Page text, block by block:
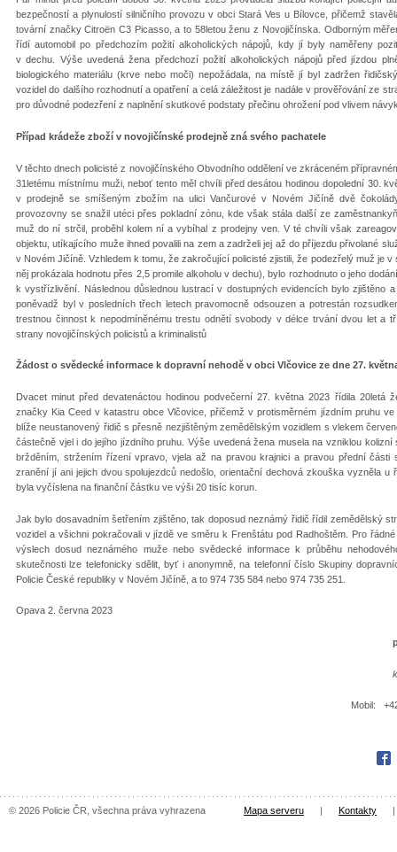
bezpečností a plynulostí silničního provozu v obci Stará Ves u Bílovce, přičemž
tovární značky Citroën C3 Picasso, a to 58letou ženu z Novojičínska. Odborným
řídí automobil po předchozím požití alkoholických nápojů, kdy jí byly naměřeny
v dechu. Výše uvedená žena předchozí požití alkoholických nápojů před jízdou
biologického materiálu (krve nebo moči) nepožádala, na místě jí byl zadržen
vozidel do dalšího rozhodnutí a opatření a celá záležitost je nadále v prověřování ze
pro důvodné podezření z naplnění skutkové podstaty přečinu ohrožení pod vlivem
Případ krádeže zboží v novojičínské prodejně zná svého pachatele
V těchto dnech policisté z novojičínského Obvodního oddělení ve zkráceném
31letému místnímu muži, neboť tento měl chvíli před desátou hodinou dopolední 30.
v prodejně se smíšeným zbožím na ulici Vančurové v Novém Jičíně dvě
provozovny se snažil utéci přes pokladní zónu, kde však stála další ze
muž do ní strčil, proběhl kolem ní a vybíhal z prodejny ven. V té chvíli však
objektu, utíkajícího muže ihned povalili na zem a zadrželi jej až do příjezdu přivolané
v Novém Jičíně. Vzhledem k tomu, že zakročující policisté zjistili, že podezřelý muž je
něj prokázala hodnotu přes 2,5 promile alkoholu v dechu), bylo rozhodnuto o jeho
k vystřízlivění. Následnou důslednou lustrací v dostupných evidencích bylo zjištěno
poněvadž byl v posledních třech letech pravomocně odsouzen a potrestán
trestnou činnost k nepodmíněnému trestu odnětí svobody v délce trvání dvou let a
strany novojičínských policistů a kriminalistů
Žádost o svědecké informace k dopravní nehodě v obci Vlčovice ze dne 27.
Dvacet minut před devatenáctou hodinou podvečerní 27. května 2023 řídila 20letá
značky Kia Ceed v katastru obce Vlčovice, přičemž v protisměrném jízdním pruhu
blíže neustanovený řidič s přesně nezjištěným zemědělským vozidlem s vlekem
částečně vjel i do jejího jízdního pruhu. Výše uvedená žena musela na vzniklou
bržděním, stržením řízení vpravo, vjela až na pravou krajnici a pravou přední části
zranění jí ani jejich dvou spolujezdců nedošlo, orientační dechová zkouška vyzněla u
byla vyčíslena na finanční částku ve výši 20 tisíc korun.
Jak bylo dosavadním šetřením zjištěno, tak doposud neznámý řidič řídil zemědělský
vozidel a všichni pokračovali v jízdě ve směru k Frenštátu pod Radhoštěm. Pro
výslech dosud neznámého muže nebo svědecké informace k průběhu
skutečnosti lze telefonicky sdělit, byť i anonymně, na telefonní číslo Skupiny
Policie České republiky v Novém Jičíně, a to 974 735 584 nebo 974 735 251.
Opava 2. června 2023
Mobil:
© 2026 Policie ČR, všechna práva vyhrazena Mapa serveru | Kontakty |